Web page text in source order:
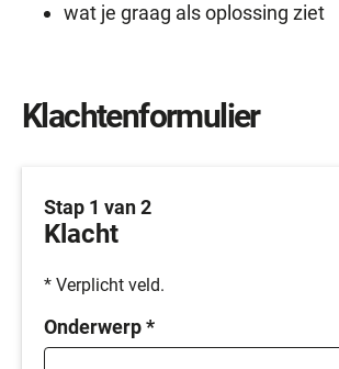
wat je graag als oplossing ziet
Klachtenformulier
Stap 1 van 2
Klacht
* Verplicht veld.
Onderwerp*